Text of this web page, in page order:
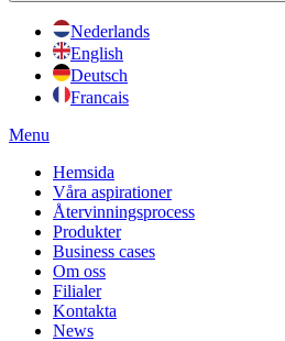
Nederlands
English
Deutsch
Francais
Menu
Hemsida
Våra aspirationer
Återvinningsprocess
Produkter
Business cases
Om oss
Filialer
Kontakta
News